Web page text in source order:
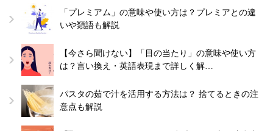
「プレミアム」の意味や使い方は？プレミアとの違
いや類語も解説
【今さら聞けない】「目の当たり」の意味や使い方
は？言い換え・英語表現まで詳しく解…
パスタの茹で汁を活用する方法は？ 捨てるときの注
意点も解説